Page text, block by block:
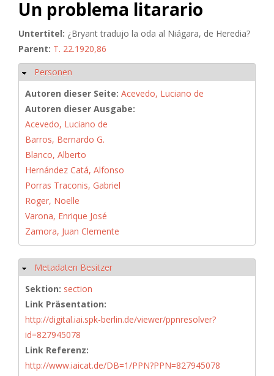
Un problema litarario
Untertitel: ¿Bryant tradujo la oda al Niágara, de Heredia?
Parent: T. 22.1920,86
Ausblenden
Personen
Autoren dieser Seite: Acevedo, Luciano de
Autoren dieser Ausgabe:
Acevedo, Luciano de
Barros, Bernardo G.
Blanco, Alberto
Hernández Catá, Alfonso
Porras Traconis, Gabriel
Roger, Noelle
Varona, Enrique José
Zamora, Juan Clemente
Ausblenden
Metadaten Besitzer
Sektion: section
Link Präsentation:
http://digital.iai.spk-berlin.de/viewer/ppnresolver?
id=827945078
Link Referenz:
http://www.iaicat.de/DB=1/PPN?PPN=827945078